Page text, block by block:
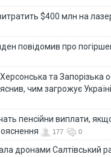
$400 млн на
повідомив про
та Запорізька
чим загрожує
пенсійни виплати,
177 0
дронами Салтівський